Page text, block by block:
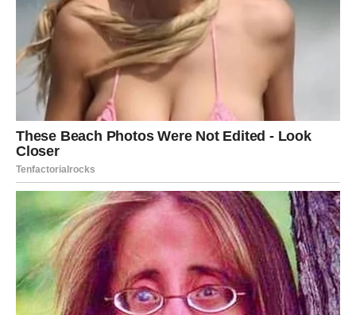
JARAC
Ovo je dan kada spuštate gard. U ljubavi ste ozbiljni, ali
danas pokazujete emocije više nego inače. Ako ste u
vezi, partner ceni vašu posvećenost. Slobodni Jarčevi
razmišljaju o stabilnoj vezi.
Finansije su u fokusu – pravite planove za budućnost.
Posao vam je u mislima, ali danas birate mir. Zdravlje je
stabilno, ali vam je potreban odmor.
VODOLIJA
Subota vam donosi potrebu za distancom i slobodom. U
ljubavi ne volite pritisak – važno je da imate prostor. Ako